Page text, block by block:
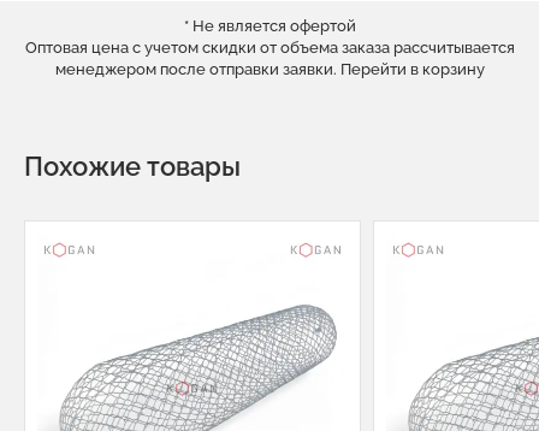
* Не является офертой
Оптовая цена с учетом скидки от объема заказа рассчитывается
менеджером после отправки заявки. Перейти в корзину
Похожие товары